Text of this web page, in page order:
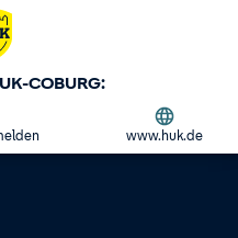
COBURG:
www.huk.de